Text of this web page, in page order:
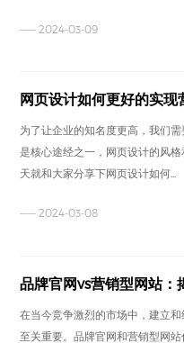
—— 2024-03-09
网页设计如何更好的实现
为了让企业的知名度更高，我们
是核心途经之一，网页设计的风
天就和大家分享下网页设计如何...
—— 2024-03-08
品牌官网vs营销型网站：
在当今竞争激烈的市场中，建立
至关重要。品牌官网和营销型网